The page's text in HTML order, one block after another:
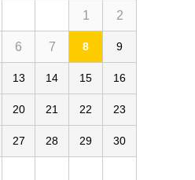
1 2
6 7 8 9
13 14 15 16
20 21 22 23
27 28 29 30